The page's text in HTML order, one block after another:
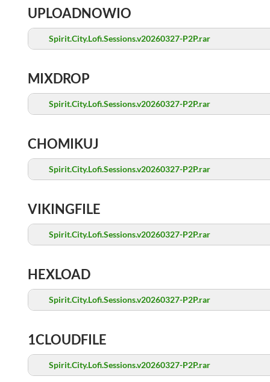
UPLOADNOWIO
Spirit.City.Lofi.Sessions.v20260327-P2P.rar
MIXDROP
Spirit.City.Lofi.Sessions.v20260327-P2P.rar
CHOMIKUJ
Spirit.City.Lofi.Sessions.v20260327-P2P.rar
VIKINGFILE
Spirit.City.Lofi.Sessions.v20260327-P2P.rar
HEXLOAD
Spirit.City.Lofi.Sessions.v20260327-P2P.rar
1CLOUDFILE
Spirit.City.Lofi.Sessions.v20260327-P2P.rar